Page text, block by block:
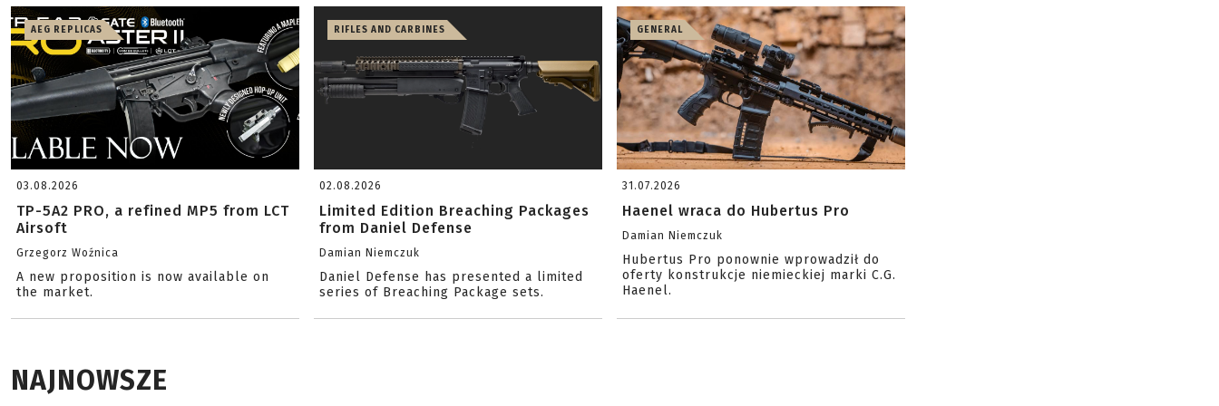
AEG REPLICAS
03.08.2026
TP-5A2 PRO, a refined MP5 from LCT
Airsoft
Grzegorz Woźnica
A new proposition is now available on
the market.
RIFLES AND CARBINES
02.08.2026
Limited Edition Breaching Packages
from Daniel Defense
Damian Niemczuk
Daniel Defense has presented a limited
series of Breaching Package sets.
GENERAL
31.07.2026
Haenel wraca do Hubertus Pro
Damian Niemczuk
Hubertus Pro ponownie wprowadził do
oferty konstrukcje niemieckiej marki C.G.
Haenel.
NAJNOWSZE